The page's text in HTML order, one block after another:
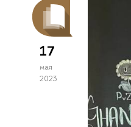
17
мая
2023